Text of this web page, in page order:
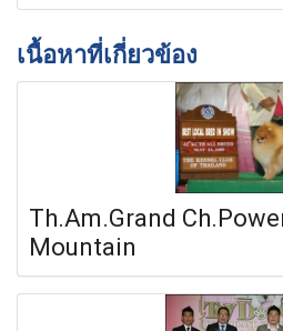
เนื้อหาที่เกี่ยวข้อง
Th.Am.Grand
Mountain